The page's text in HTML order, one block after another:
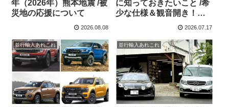
年（2026年）熊本地震 /被
災地の応援について
2026.08.08
に知っておきたいこと /希
少な仕様＆観音開き！フ
ォルクスワーゲン キャデ
2026.07.17
並行輸入あれこれ 並行輸入あれこれ